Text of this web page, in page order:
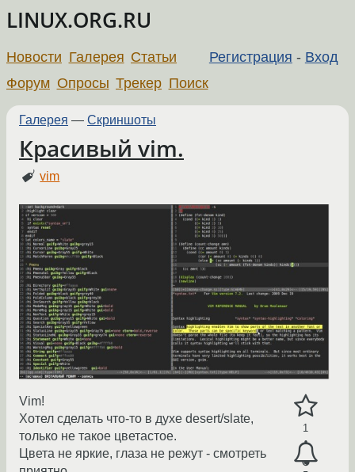
LINUX.ORG.RU
Регистрация - Вход
Новости Галерея Статьи
Форум Опросы Трекер Поиск
Галерея — Скриншоты
Красивый vim.
vim
1
Vim!
Хотел сделать что-то в духе desert/slate,
только не такое цветастое.
Цвета не яркие, глаза не режут - смотреть